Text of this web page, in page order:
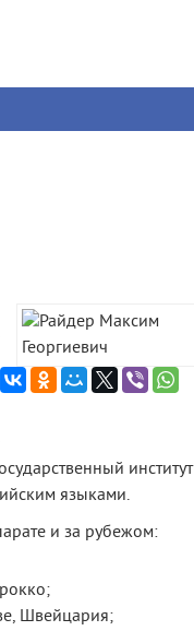
институт
языками.
и за рубежом:
Швейцария;